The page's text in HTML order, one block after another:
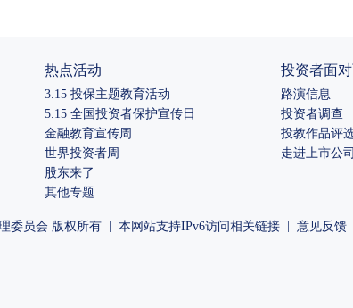
热点活动
3.15 投保主题教育活动
5.15 全国投资者保护宣传日
金融教育宣传周
世界投资者周
股东来了
其他专题
投资者面
路演信息
投资者调查
投教作品评
走进上市公司
委员会 版权所有 本网站支持IPv6访问相关链接 意见反馈